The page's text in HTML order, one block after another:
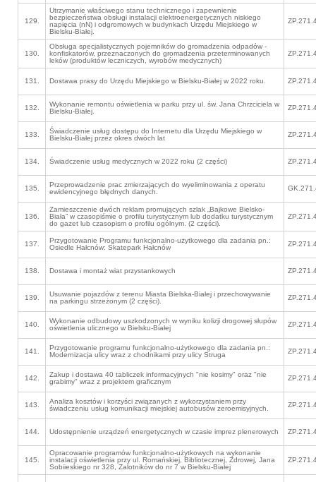
129.
Utrzymanie właściwego stanu technicznego i zapewnienie
bezpieczeństwa obsługi instalacji elektroenergetycznych niskiego
napięcia (nN) i odgromowych w budynkach Urzędu Miejskiego w
Bielsku-Białej.
130.
Obsługa specjalistycznych pojemników do gromadzenia odpadów -
konfiskatorów, przeznaczonych do gromadzenia przeterminowanych
leków (produktów leczniczych, wyrobów medycznych)
131. Dostawa prasy do Urzędu Miejskiego w Bielsku-Białej w 2022 roku.
132.
Wykonanie remontu oświetlenia w parku przy ul. św. Jana Chrzciciela w
Bielsku-Białej.
133.
Świadczenie usług dostępu do Internetu dla Urzędu Miejskiego w
Bielsku-Białej przez okres dwóch lat
134. Świadczenie usług medycznych w 2022 roku (2 części)
135.
Przeprowadzenie prac zmierzających do wyeliminowania z operatu
ewidencyjnego błędnych danych.
136.
Zamieszczenie dwóch reklam promujących szlak „Bajkowe Bielsko-
Biała” w czasopiśmie o profilu turystycznym lub dodatku turystycznym
do gazet lub czasopism o profilu ogólnym. (2 części).
137.
Przygotowanie Programu funkcjonalno-użytkowego dla zadania pn.:
Osiedle Hałcnów: Skatepark Hałcnów
138. Dostawa i montaż wiat przystankowych
139.
Usuwanie pojazdów z terenu Miasta Bielska-Białej i przechowywanie
na parkingu strzeżonym (2 części).
140.
Wykonanie odbudowy uszkodzonych w wyniku kolizji drogowej słupów
oświetlenia ulicznego w Bielsku-Białej
141.
Przygotowanie programu funkcjonalno-użytkowego dla zadania pn.:
Modernizacja ulicy wraz z chodnikami przy ulicy Struga
142.
Zakup i dostawa 40 tabliczek informacyjnych "nie kosimy" oraz "nie
grabimy" wraz z projektem graficznym
143.
Analiza kosztów i korzyści związanych z wykorzystaniem przy
świadczeniu usług komunikacji miejskiej autobusów zeroemisyjnych.
144. Udostępnienie urządzeń energetycznych w czasie imprez plenerowych
145.
Opracowanie programów funkcjonalno-użytkowych na wykonanie
instalacji oświetlenia przy ul. Romańskiej, Bibliotecznej, Zdrowej, Jana
Sobiieskiego nr 328, Zalotników do nr 7 w Bielsku-Białej